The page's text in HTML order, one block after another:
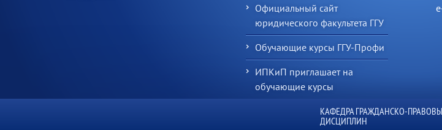
Официальный сайт
юридического факультета ГГУ
Обучающие курсы ГГУ-Профи
ИПКиП приглашает на
обучающие курсы
КАФЕДРА ГРАЖДАНСКО-
ДИСЦИПЛИН